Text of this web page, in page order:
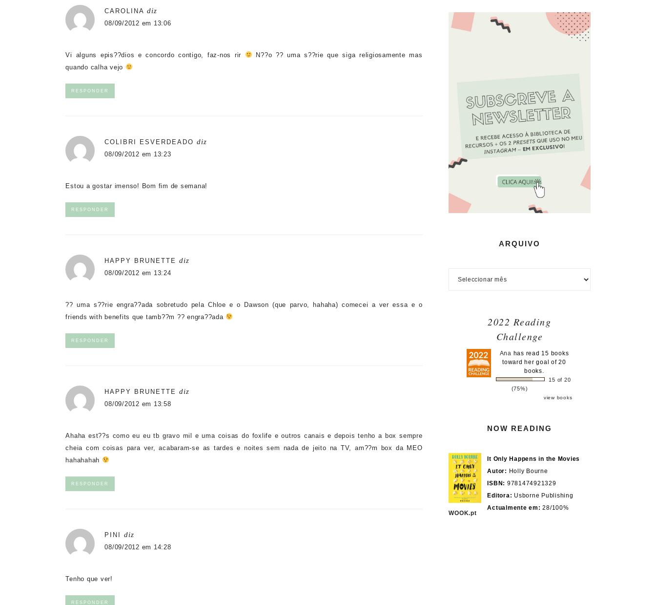
CAROLINA diz
08/09/2012 em 13:06
Vi alguns epis??dios e concordo contigo, faz-nos rir
N??o ?? uma s??rie que siga religiosamente mas
quando calha vejo
RESPONDER
COLIBRI ESVERDEADO diz
08/09/2012 em 13:23
Estou a gostar imenso! Bom fim de semana!
RESPONDER
HAPPY BRUNETTE diz
08/09/2012 em 13:24
?? uma s??rie engra??ada sobretudo pela Chloe e o Dawson (que parvo, hahaha) comecei a ver essa e o
friends with benefits que tamb??m ?? engra??ada
RESPONDER
HAPPY BRUNETTE diz
08/09/2012 em 13:58
Ahaha est??s como eu eu tb gravo mil e uma coisas do foxlife e outros canais e depois tenho a box sempre
cheia com coisas para ver, acabaram-se as tardes e noites sem nada de jeito na TV, am??m box da MEO
hahahahah
RESPONDER
PINI diz
08/09/2012 em 14:28
Tenho que ver!
RESPONDER
ARQUIVO
2022 Reading
Challenge
Ana has read 15 books
toward her goal of 20
books.
15 of 20
(75%)
view books
NOW READING
WOOK.pt
It Only Happens in the Movies
Autor: Holly Bourne
ISBN: 9781474921329
Editora: Usborne Publishing
Actualmente em: 28/100%